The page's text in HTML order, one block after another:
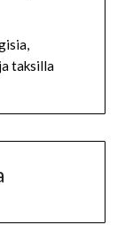
taksilla